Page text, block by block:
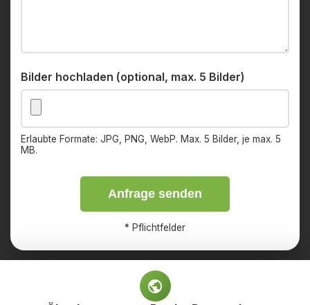
Bilder hochladen (optional, max. 5 Bilder)
Erlaubte Formate: JPG, PNG, WebP. Max. 5 Bilder, je max. 5
MB.
Anfrage senden
* Pflichtfelder